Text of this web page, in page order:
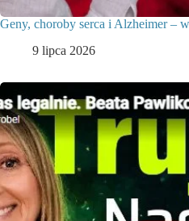
Geny, choroby serca i Alzheimer –
9 lipca 2026